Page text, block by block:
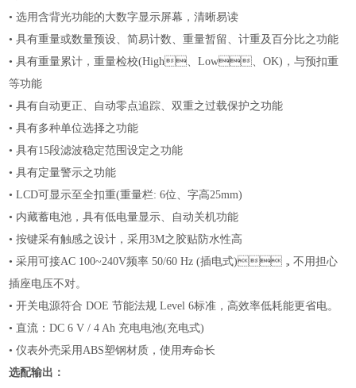
• 选用含背光功能的大数字显示屏幕，清晰易读
• 具有重量或数量预设、简易计数、重量暂留、计重及百分比之功能
• 具有重量累计，重量检校(High、Low、OK)，与预扣重
等功能
• 具有自动更正、自动零点追踪、双重之过载保护之功能
• 具有多种单位选择之功能
• 具有15段滤波稳定范围设定之功能
• 具有定量警示之功能
• LCD可显示至全扣重(重量栏: 6位、字高25mm)
• 内藏蓄电池，具有低电量显示、自动关机功能
• 按键采有触感之设计，采用3M之胶贴防水性高
• 采用可接AC 100~240V频率 50/60 Hz (插电式)，不用担心
插座电压不对。
• 开关电源符合 DOE 节能法规 Level 6标准，高效率低耗能更省电。
• 直流：DC 6 V / 4 Ah 充电电池(充电式)
• 仪表外壳采用ABS塑钢材质，使用寿命长
选配输出：